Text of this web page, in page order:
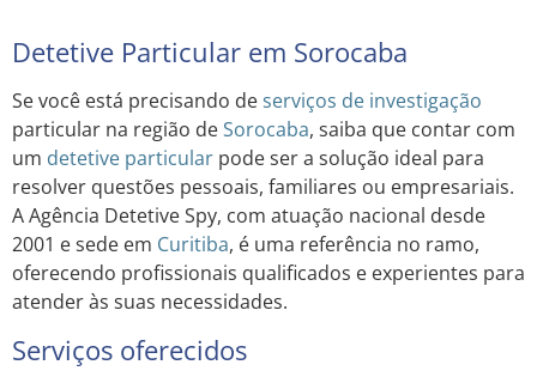
Detetive Particular em Sorocaba
Se você está precisando deserviços de investigação
particular na região deSorocaba, saiba que contar com
um detetive particular pode ser a solução ideal para
resolver questões pessoais, familiares ou empresariais.
A Agência Detetive Spy, com atuação nacional desde
2001 e sede em Curitiba, é uma referência no ramo,
oferecendo profissionais qualificados e experientes para
atender às suas necessidades.
Serviços oferecidos